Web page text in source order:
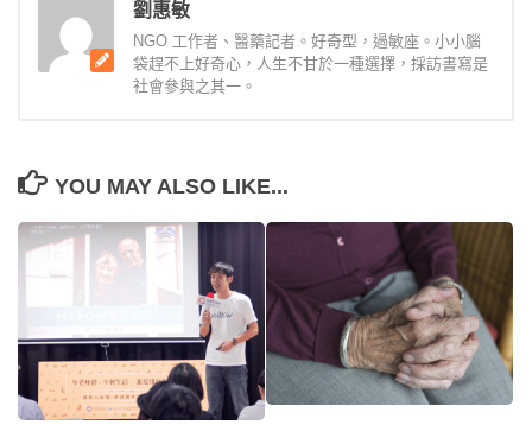
劉惠敏
NGO 工作者、醫藥記者。好奇型，過敏座。小小腦
袋趕不上好奇心，人生不甘於一種選擇，採訪書寫是
社會參與之其一。
YOU MAY ALSO LIKE...